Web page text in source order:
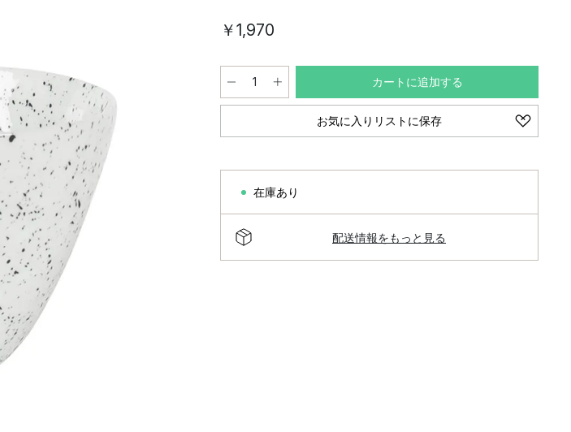
￥1,970
カートに追加する
お気に入りリストに保存
在庫あり
配送情報をもっと見る